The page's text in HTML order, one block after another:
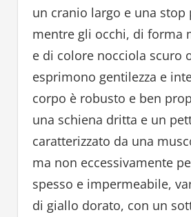
un cranio largo e una stop
mentre gli occhi, di forma
e di colore nocciola scuro
esprimono gentilezza e
corpo è robusto e ben
una schiena dritta e un
caratterizzato da una
ma non eccessivamente
spesso e impermeabile,
di giallo dorato, con un